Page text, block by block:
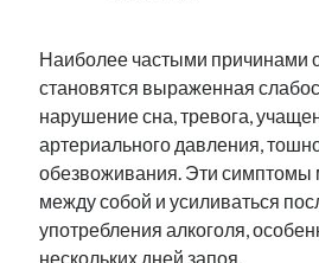
Наиболее частыми причинами
становятся выраженная
нарушение сна, тревога,
артериального давления,
обезвоживания. Эти симптомы
между собой и усиливаться
употребления алкоголя,
нескольких дней запоя.